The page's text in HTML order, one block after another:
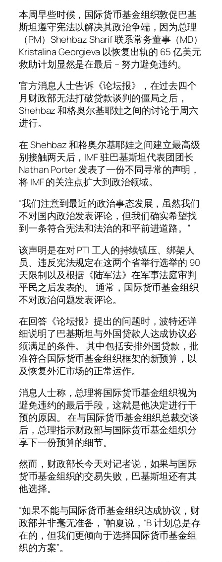
本周早些时候，国际货币基金组织敦促巴基
斯坦遵守宪法以解决其政治争端，因为总理
（PM）Shehbaz Sharif 联系常务董事（MD）
Kristalina Georgieva 以恢复出轨的 65 亿美元
救助计划显然是在最后 – 努力避免违约。
官方消息人士告诉《论坛报》，在过去四个
月财政部无法打破贷款谈判的僵局之后，
Shehbaz 和格奥尔基耶娃之间的讨论于周六
进行。
在 Shehbaz 和格奥尔基耶娃之间建立最高级
别接触两天后，IMF 驻巴基斯坦代表团团长
Nathan Porter 发表了一份不同寻常的声明，
将 IMF 的关注点扩大到政治领域。
“我们注意到最近的政治事态发展，虽然我们
不对国内政治发表评论，但我们确实希望找
到一条符合宪法和法治的和平前进道路。”
该声明是在对 PTI 工人的持续镇压、绑架人
员、违反宪法规定在这两个省举行选举的 90
天限制以及根据《陆军法》在军事法庭审判
平民之后发表的。 通常，国际货币基金组织
不对政治问题发表评论。
在回答《论坛报》提出的问题时，波特还详
细说明了巴基斯坦与外国贷款人达成协议必
须满足的条件。 其中包括安排外国贷款，批
准符合国际货币基金组织框架的新预算，以
及恢复外汇市场的正常运作。
消息人士称，总理将国际货币基金组织视为
避免违约的最后手段，这就是他决定进行干
预的原因。 在与国际货币基金组织总裁交谈
后，总理指示财政部与国际货币基金组织分
享下一份预算的细节。
然而，财政部长今天对记者说，如果与国际
货币基金组织的交易失败，巴基斯坦还有其
他选择。
“如果不能与国际货币基金组织达成协议，财
政部并非毫无准备，”帕夏说，“B 计划总是存
在的，但我们更倾向于选择国际货币基金组
织的方案”。